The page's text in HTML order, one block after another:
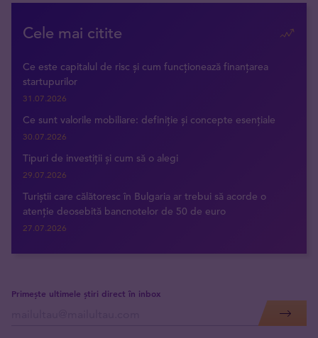
Cele mai citite
Ce este capitalul de risc și cum funcționează finanțarea
startupurilor
31.07.2026
Ce sunt valorile mobiliare: definiție și concepte esențiale
30.07.2026
Tipuri de investiții și cum să o alegi
29.07.2026
Turiștii care călătoresc în Bulgaria ar trebui să acorde o
atenție deosebită bancnotelor de 50 de euro
27.07.2026
Primește ultimele știri direct în inbox